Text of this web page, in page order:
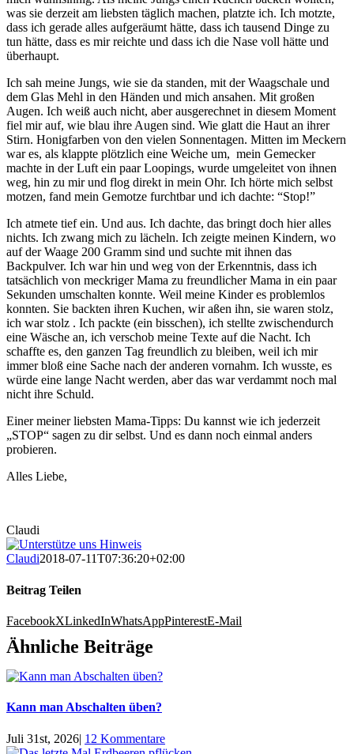
was sie derzeit am liebsten täglich machen, platzte ich. Ich motzte,
dass ich gerade alles aufgeräumt hätte, dass ich tausend Dinge zu
tun hätte, dass es mir reichte und dass ich die Nase voll hätte und
überhaupt.
Ich sah meine Jungs, wie sie da standen, mit der Waagschale und
dem Glas Mehl in den Händen und mich ansahen. Mit großen
Augen. Ich weiß auch nicht, aber ausgerechnet in diesem Moment
fiel mir auf, wie blau ihre Augen sind. Wie glatt die Haut an ihrer
Stirn. Honigfarben von den vielen Sonnentagen. Mitten im Meckern
war es, als klappte plötzlich eine Weiche um, mein Gemecker
machte in der Luft ein paar Loopings, wurde umgeleitet von ihnen
weg, hin zu mir und flog direkt in mein Ohr. Ich hörte mich selbst
motzen, fand mein Gemotze furchtbar und ich dachte: “Stop!”
Ich atmete tief ein. Und aus. Ich dachte, das bringt doch hier alles
nichts. Ich zwang mich zu lächeln. Ich zeigte meinen Kindern, wo
auf der Waage 200 Gramm sind und suchte mit ihnen das
Backpulver. Ich war hin und weg von der Erkenntnis, dass ich
tatsächlich von meckriger Mama zu freundlicher Mama in ein paar
Sekunden umschalten konnte. Weil meine Kinder es problemlos
konnten. Sie backten ihren Kuchen, wir aßen ihn, sie waren stolz,
ich war stolz . Ich packte (ein bisschen), ich stellte zwischendurch
eine Wäsche an, ich verschob meine Texte auf die Nacht. Ich
schaffte es, den ganzen Tag freundlich zu bleiben, weil ich mir
immer bloß eine Sache nach der anderen vornahm. Ich wusste, es
würde eine lange Nacht werden, aber das war verdammt noch mal
nicht ihre Schuld.
Einer meiner liebsten Mama-Tipps: Du kannst wie ich jederzeit
„STOP“ sagen zu dir selbst. Und es dann noch einmal anders
probieren.
Alles Liebe,
Claudi
Claudi2018-07-11T07:36:20+02:00
Beitrag Teilen
FacebookXLinkedInWhatsAppPinterestE-Mail
Ähnliche Beiträge
Kann man Abschalten üben?
Juli 31st, 2026| 12 Kommentare